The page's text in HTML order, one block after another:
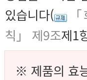
있습니다(
칙」 제9조제1
※ 제품의 효